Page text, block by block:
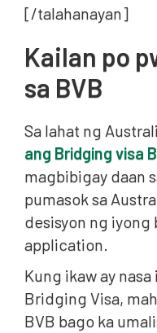
[/talahanayan]
Kailan po
sa BVB
Sa lahat ng
ang Bridging visa
magbibigay daan
pumasok sa
desisyon ng
application.
Kung ikaw ay
Bridging Visa,
BVB bago ka